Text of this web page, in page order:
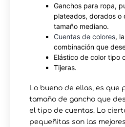
Ganchos para ropa,
plateados, dorados o
tamaño mediano.
Cuentas de colores,
combinación que
Elástico de color tipo
Tijeras.
Lo bueno de ellas, es que
tamaño de gancho que
el tipo de cuentas. Lo
pequeñitas son las